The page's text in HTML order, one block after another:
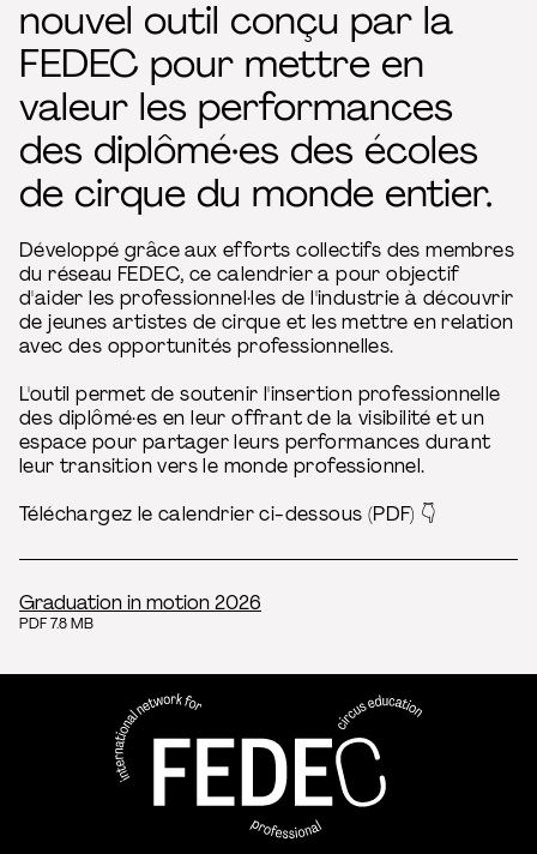
nouvel outil conçu par la
FEDEC pour mettre en
valeur les performances
des diplômé·es des écoles
de cirque du monde entier.
Développé grâce aux efforts collectifs des membres
du réseau FEDEC, ce calendrier a pour objectif
d'aider les professionnel·les de l'industrie à découvrir
de jeunes artistes de cirque et les mettre en relation
avec des opportunités professionnelles.
L'outil permet de soutenir l'insertion professionnelle
des diplômé·es en leur offrant de la visibilité et un
espace pour partager leurs performances durant
leur transition vers le monde professionnel.
Téléchargez le calendrier ci-dessous (PDF) 👇
Graduation in motion 2026
PDF 7.8 MB
FEDEC - Réseau
professionnelle aux arts du